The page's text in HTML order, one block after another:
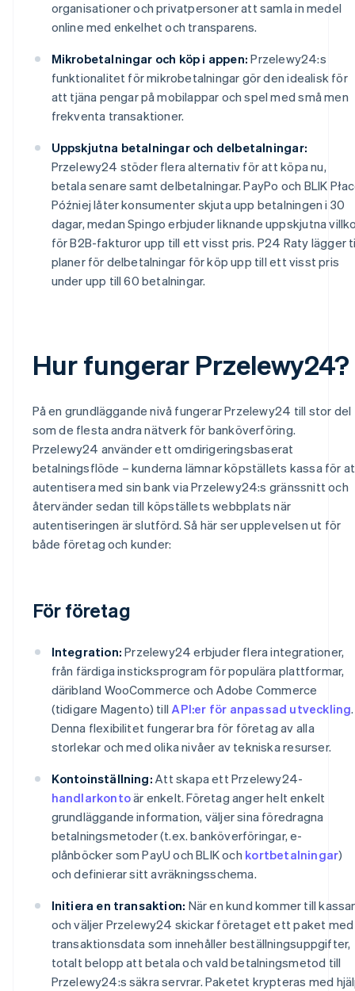
organisationer och privatpersoner att samla in medel
online med enkelhet och transparens.
Mikrobetalningar och köp i appen: Przelewy24:s
funktionalitet för mikrobetalningar gör den idealisk för
att tjäna pengar på mobilappar och spel med små men
frekventa transaktioner.
Uppskjutna betalningar och delbetalningar:
Przelewy24 stöder flera alternativ för att köpa nu,
betala senare samt delbetalningar. PayPo och BLIK
Później låter konsumenter skjuta upp betalningen i 30
dagar, medan Spingo erbjuder liknande uppskjutna
för B2B-fakturor upp till ett visst pris. P24 Raty lägger
planer för delbetalningar för köp upp till ett visst pris
under upp till 60 betalningar.
Hur fungerar Przelewy24?
På en grundläggande nivå fungerar Przelewy24 till stor del
som de flesta andra nätverk för banköverföring.
Przelewy24 använder ett omdirigeringsbaserat
betalningsflöde – kunderna lämnar köpställets kassa för
autentisera med sin bank via Przelewy24:s gränssnitt och
återvänder sedan till köpställets webbplats när
autentiseringen är slutförd. Så här ser upplevelsen ut för
både företag och kunder:
För företag
Integration: Przelewy24 erbjuder flera integrationer,
från färdiga insticksprogram för populära plattformar,
däribland WooCommerce och Adobe Commerce
(tidigare Magento) till API:er för anpassad utveckling.
Denna flexibilitet fungerar bra för företag av alla
storlekar och med olika nivåer av tekniska resurser.
Kontoinställning: Att skapa ett Przelewy24-
handlarkontoär enkelt. Företag anger helt enkelt
grundläggande information, väljer sina föredragna
betalningsmetoder (t.ex. banköverföringar, e-
plånböcker som PayU och BLIK och kortbetalningar)
och definierar sitt avräkningsschema.
Initiera en transaktion: När en kund kommer till
och väljer Przelewy24 skickar företaget ett paket med
transaktionsdata som innehåller beställningsuppgifter,
totalt belopp att betala och vald betalningsmetod till
Przelewy24:s säkra servrar. Paketet krypteras med